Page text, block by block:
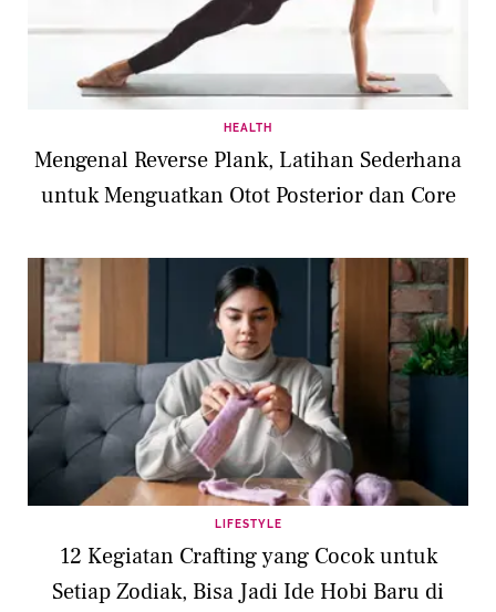
HEALTH
Mengenal Reverse Plank, Latihan Sederhana
untuk Menguatkan Otot Posterior dan Core
LIFESTYLE
12 Kegiatan Crafting yang Cocok untuk
Setiap Zodiak, Bisa Jadi Ide Hobi Baru di